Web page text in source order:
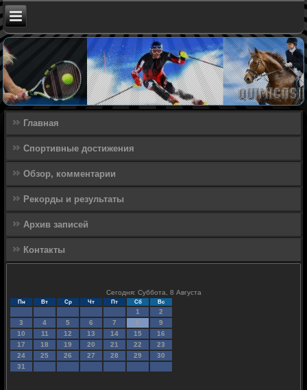
Главная
Спортивные достижения
Обзор, комментарии
Рекорды и результаты
Архив записей
Контакты
Сегодня: Суббота, 8 Августа
Пн Вт Ср Чт Пт Сб Вс
1
2
3
4 5 6 7 8
9
10
11 12 13 14 15
16
17
18 19 20 21 22
23
24
25 26 27 28 29
30
31